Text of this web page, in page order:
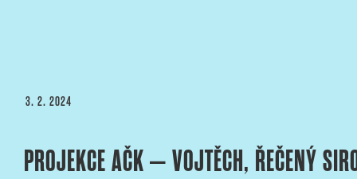
PUBLIKOVÁNO
3. 2. 2024
PROJEKCE AČK – VOJTĚCH, ŘEČENÝ